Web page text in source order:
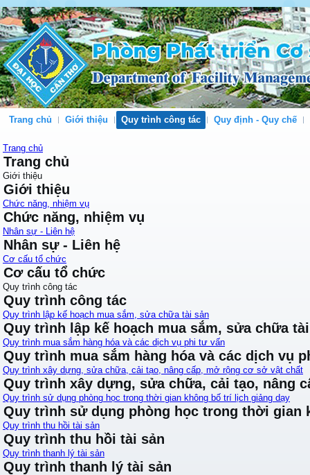
Trang chủ Giới thiệu Quy trình công tác Quy định - Quy chế
Trang chủ
Trang chủ
Giới thiệu
Giới thiệu
Chức năng, nhiệm vụ
Chức năng, nhiệm vụ
Nhân sự - Liên hệ
Nhân sự - Liên hệ
Cơ cấu tổ chức
Cơ cấu tổ chức
Quy trình công tác
Quy trình công tác
Quy trình lập kế hoạch mua sắm, sửa chữa tài sản
Quy trình lập kế hoạch mua sắm, sửa chữa
Quy trình mua sắm hàng hóa và các dịch vụ phi tư vấn
Quy trình mua sắm hàng hóa và các dịch vụ
Quy trình xây dựng, sửa chữa, cải tạo, nâng cấp, mở rộng cơ sở vật chất
Quy trình xây dựng, sửa chữa, cải tạo, nâng
Quy trình sử dụng phòng học trong thời gian không bố trí lịch giảng dạy
Quy trình sử dụng phòng học trong thời gian
Quy trình thu hồi tài sản
Quy trình thu hồi tài sản
Quy trình thanh lý tài sản
Quy trình thanh lý tài sản